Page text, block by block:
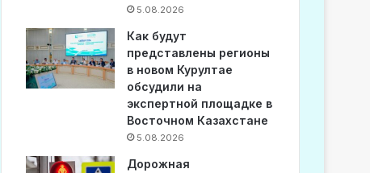
5.08.2026
Как будут
представлены регионы
в новом Курултае
обсудили на
экспертной площадке в
Восточном Казахстане
5.08.2026
Дорожная